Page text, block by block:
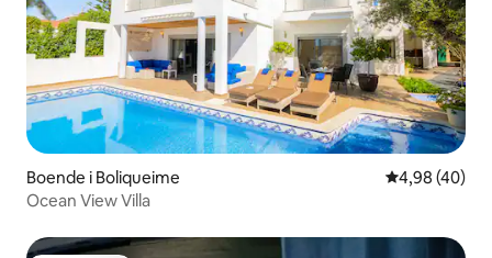
Boende i Boliqueime 4,98 av 5 i
4,98 (40)
Ocean View Villa